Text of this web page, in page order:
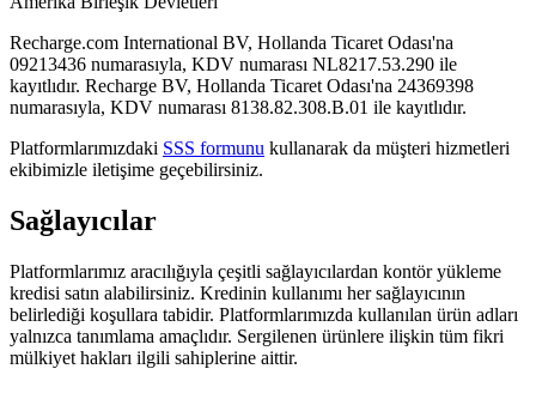
Recharge.com International BV, Hollanda Ticaret Odası'na
09213436 numarasıyla, KDV numarası NL8217.53.290 ile
kayıtlıdır. Recharge BV, Hollanda Ticaret Odası'na 24369398
numarasıyla, KDV numarası 8138.82.308.B.01 ile kayıtlıdır.
Platformlarımızdaki SSS formunu kullanarak da müşteri hizmetleri
ekibimizle iletişime geçebilirsiniz.
Sağlayıcılar
Platformlarımız aracılığıyla çeşitli sağlayıcılardan kontör yükleme
kredisi satın alabilirsiniz. Kredinin kullanımı her sağlayıcının
belirlediği koşullara tabidir. Platformlarımızda kullanılan ürün adları
yalnızca tanımlama amaçlıdır. Sergilenen ürünlere ilişkin tüm fikri
mülkiyet hakları ilgili sahiplerine aittir.